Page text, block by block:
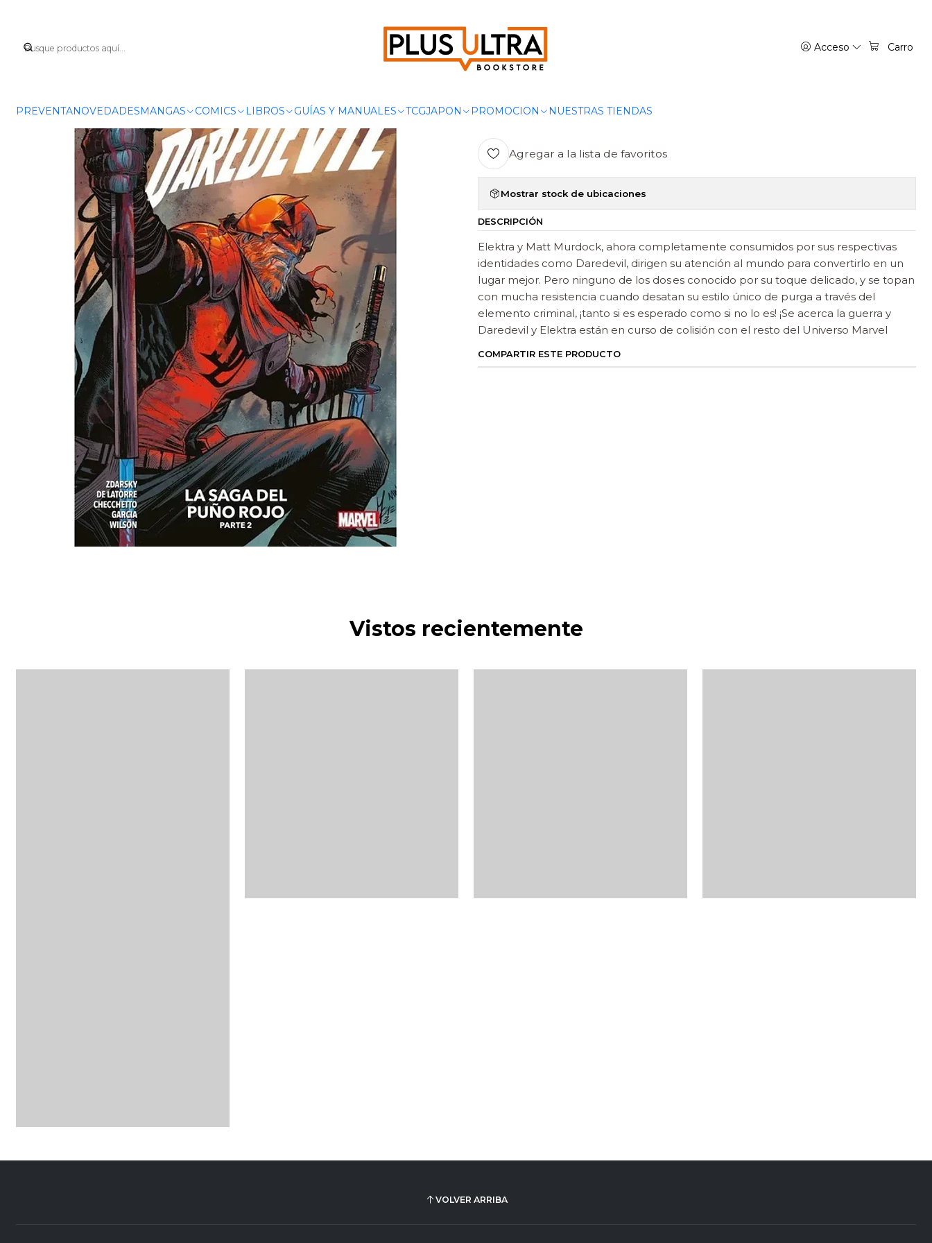
Acceso Carro
PREVENTANOVEDADESMANGAS COMICS LIBROS GUÍAS Y MANUALES TCGJAPON PROMOCION NUESTRAS TIENDAS
|
DAREDEVIL TPB VOL. 02 NUEVA SERIE:
PANINI LATAM
Agregar a la lista de favoritos
Mostrar stock de ubicaciones
DESCRIPCIÓN
Elektra y Matt Murdock, ahora completamente consumidos por sus respectivas
identidades como Daredevil, dirigen su atención al mundo para convertirlo en un
lugar mejor. Pero ninguno de los dos es conocido por su toque delicado, y se topan
con mucha resistencia cuando desatan su estilo único de purga a través del
elemento criminal, ¡tanto si es esperado como si no lo es! ¡Se acerca la guerra y
Daredevil y Elektra están en curso de colisión con el resto del Universo Marvel
COMPARTIR ESTE PRODUCTO
Vistos recientemente
VOLVER ARRIBA